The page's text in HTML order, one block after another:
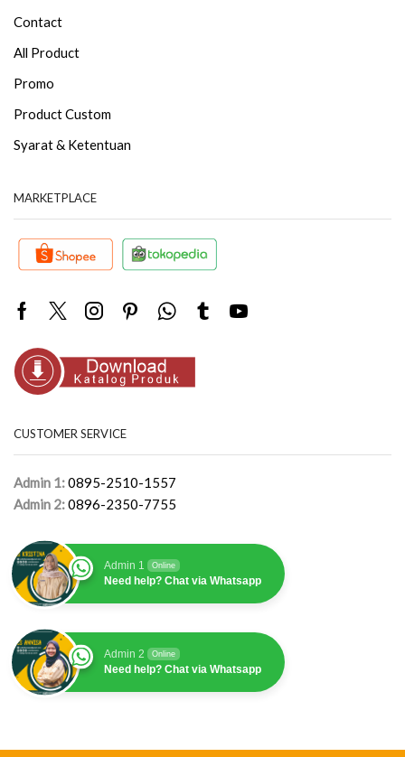
Contact
All Product
Promo
Product Custom
Syarat & Ketentuan
MARKETPLACE
Facebook
TwitterInstagram
PinterestWhatsapp
TumblrYoutube
CUSTOMER SERVICE
Admin 1:0895-2510-1557
Admin 2:0896-2350-7755
Admin 1 Online
Need help? Chat via Whatsapp
Admin 2 Online
Need help? Chat via Whatsapp